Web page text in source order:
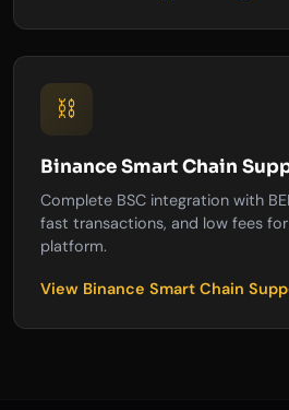
⛓️
Binance Smart Chain
Complete BSC integration with
fast transactions, and low fees
platform.
View Binance Smart Chain